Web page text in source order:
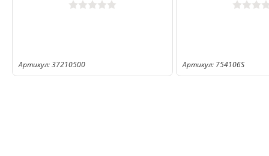
Артикул: 37210500 Артикул: 754106S